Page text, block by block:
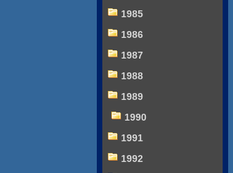
1985
1986
1987
1988
1989
1990
1991
1992